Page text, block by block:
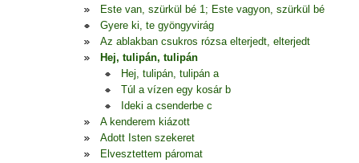
Este van, szürkül bé 1; Este vagyon, szürkül bé
Gyere ki, te gyöngyvirág
Az ablakban csukros rózsa elterjedt, elterjedt
Hej, tulipán, tulipán
Hej, tulipán, tulipán a
Túl a vízen egy kosár b
Ideki a csenderbe c
A kenderem kiázott
Adott Isten szekeret
Elvesztettem páromat